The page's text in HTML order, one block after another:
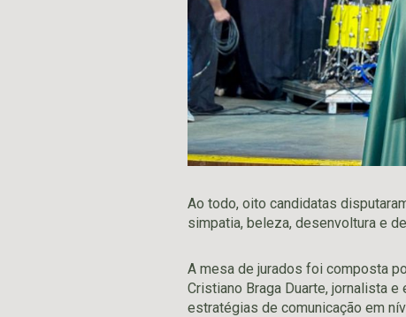
Ao todo, oito candidatas
simpatia, beleza, desenvoltura e
A mesa de jurados foi composta
Cristiano Braga Duarte, jornalista
estratégias de comunicação em